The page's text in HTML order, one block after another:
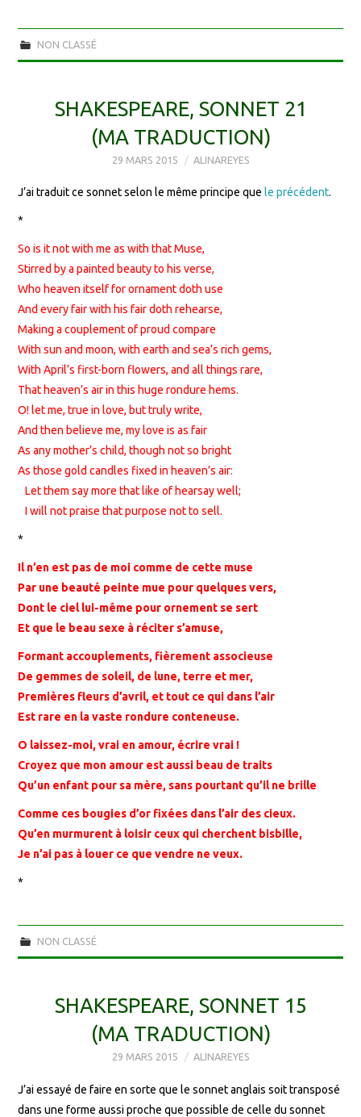
NON CLASSÉ
SHAKESPEARE, SONNET 21
(MA TRADUCTION)
29 MARS 2015 ALINAREYES
J’ai traduit ce sonnet selon le même principe quele précédent.
*
So is it not with me as with that Muse,
Stirred by a painted beauty to his verse,
Who heaven itself for ornament doth use
And every fair with his fair doth rehearse,
Making a couplement of proud compare
With sun and moon, with earth and sea’s rich gems,
With April’s first-born flowers, and all things rare,
That heaven’s air in this huge rondure hems.
O! let me, true in love, but truly write,
And then believe me, my love is as fair
As any mother’s child, though not so bright
As those gold candles fixed in heaven’s air:
Let them say more that like of hearsay well;
I will not praise that purpose not to sell.
*
Il n’en est pas de moi comme de cette muse
Par une beauté peinte mue pour quelques vers,
Dont le ciel lui-même pour ornement se sert
Et que le beau sexe à réciter s’amuse,
Formant accouplements, fièrement associeuse
De gemmes de soleil, de lune, terre et mer,
Premières fleurs d’avril, et tout ce qui dans l’air
Est rare en la vaste rondure conteneuse.
O laissez-moi, vrai en amour, écrire vrai !
Croyez que mon amour est aussi beau de traits
Qu’un enfant pour sa mère, sans pourtant qu’il ne brille
Comme ces bougies d’or fixées dans l’air des cieux.
Qu’en murmurent à loisir ceux qui cherchent bisbille,
Je n’ai pas à louer ce que vendre ne veux.
*
NON CLASSÉ
SHAKESPEARE, SONNET 15
(MA TRADUCTION)
29 MARS 2015 ALINAREYES
J’ai essayé de faire en sorte que le sonnet anglais soit transposé
dans une forme aussi proche que possible de celle du sonnet